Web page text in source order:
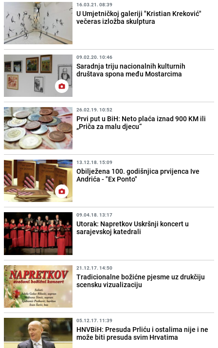
16.03.21. 08:39
U Umjetničkoj galeriji "Kristian Kreković"
večeras izložba skulptura
09.02.20. 10:46
Saradnja triju nacionalnih kulturnih
društava spona među Mostarcima
26.02.19. 10:52
Prvi put u BiH: Neto plaća iznad 900 KM ili
„Priča za malu djecu“
13.12.18. 15:09
Obilježena 100. godišnjica prvijenca Ive
Andrića - "Ex Ponto"
09.04.18. 13:17
Utorak: Napretkov Uskršnji koncert u
sarajevskoj katedrali
21.12.17. 14:50
Tradicionalne božićne pjesme uz drukčiju
scensku vizualizaciju
05.12.17. 11:39
HNVBiH: Presuda Prliću i ostalima nije i ne
može biti presuda svim Hrvatima